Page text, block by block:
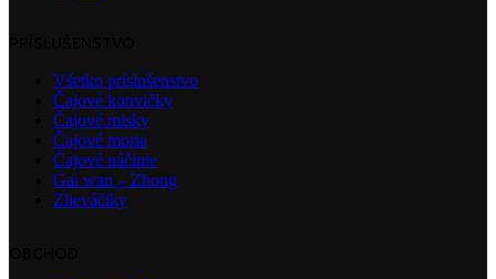
Všetko príslušenstvo
Čajové konvičky
Čajové misky
Čajové moria
Čajové náčinie
Gai wan – Zhong
Zlieváčiky